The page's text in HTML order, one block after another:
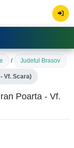
| Trasee
/ Judetul Brasov
Vf. Scara)
Poarta - Vf.